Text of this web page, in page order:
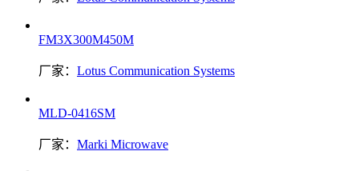
FM3X300M450M
厂家： Lotus Communication Systems
MLD-0416SM
厂家： Marki Microwave